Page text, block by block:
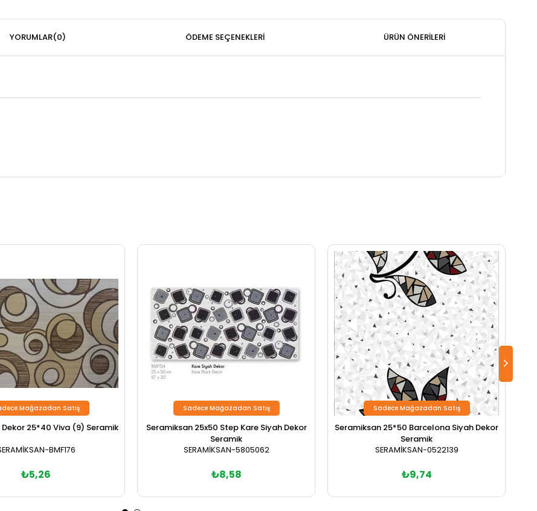
YORUMLAR(0) ÖDEME SEÇENEKLERI ÜRÜN ÖNERILERI
25*40 Viva (9) Seramik
BMF176
₺5,26
Mağazadan Satış
Seramiksan 25x50 Step Kare Siyah Dekor
Seramik
SERAMİKSAN-5805062
₺8,58
Sadece Mağazadan Satış
Seramiksan 25*50 Barcelona Siyah Dekor
Seramik
SERAMİKSAN-0522139
₺9,74
Sadece Mağazadan Satış